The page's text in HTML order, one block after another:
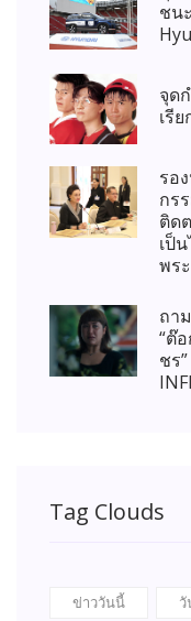
ชน
จุด
เรี
รอ
กร
ติด
เป็
พร
ถา
“ต๊
ชร
Tag Clouds
ข่าววันนี้